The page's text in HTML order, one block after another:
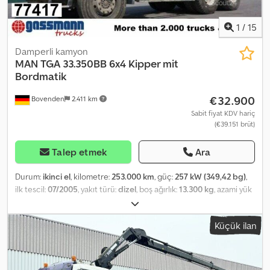
1 / 15
Bovenden 2.411 km
Damperli kamyon
MAN TGA 33.350BB 6x4 Kipper mit
Bordmatik
€32.900
Sabit fiyat KDV hariç
(€39.151 brüt)
Talep etmek Ara
Durum: ikinci el, kilometre:253.000 km, güç:257 kW (349,42 bg),
ilk tescil:07/2005, yakıt türü:dizel, boş ağırlık:13.300 kg, azami yük
, toplam ağırlık:26.000 kg
R 22,5, dingil konfigürasyonu:6x4, dingil mesafesi:3.600 mm,
frenler:
sabit gaz kelebeği , renk:sarı gündüz kabini,
mekanik , emisyon sınıfı:Euro 3, süspansiyon:
koltuk sayısı:
, yükleme alanı uzunluğu:5.100 mm, yükleme alanı
genişliği:2.340 mm, yükleme alanı yüksekliği: 800 mm, Donanım:
Küçük ilan